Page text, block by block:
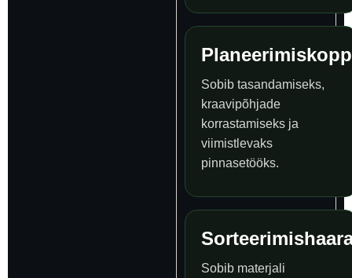
Planeerimiskopp
Sobib tasandamiseks,
kraavipõhjade
korrastamiseks ja
viimistlevaks
pinnasetööks.
Sobib materjali